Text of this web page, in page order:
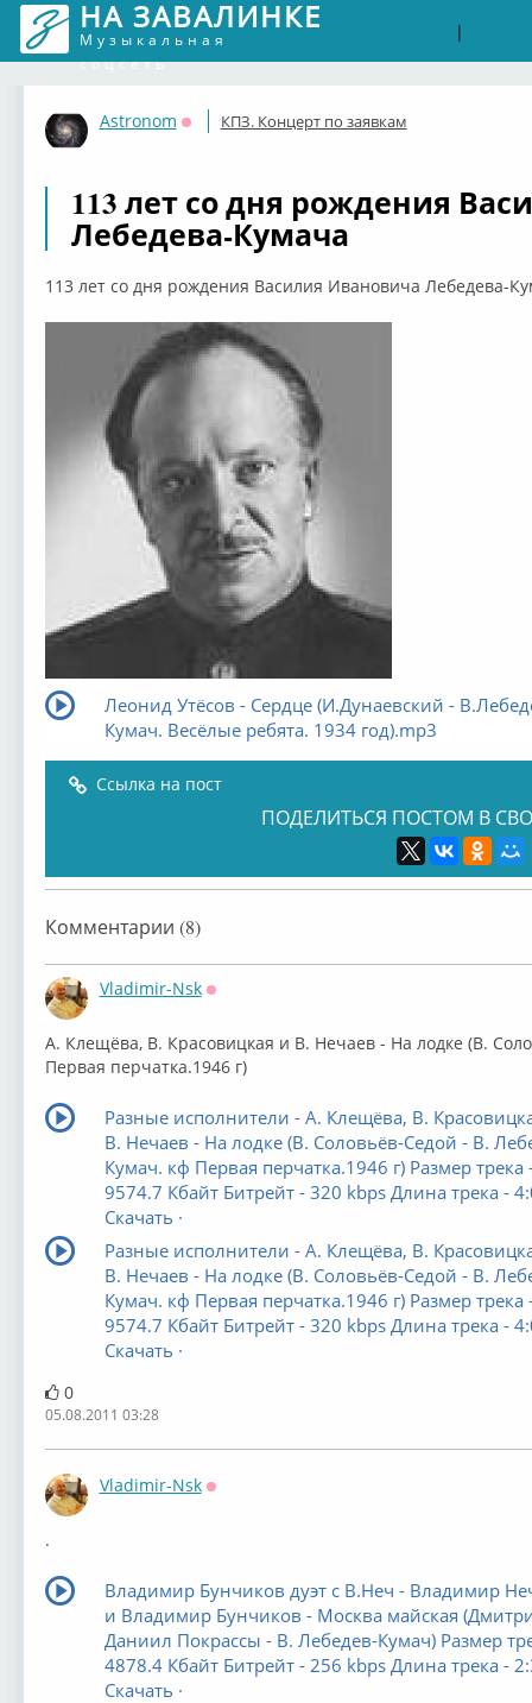
НА ЗАВАЛИНКЕ
Музыкальная
соцсеть
|
Astronom
Оффлайн
КПЗ. Концерт по заявкам
113 лет со дня рождения
Лебедева-Кумача
113 лет со дня рождения Василия Ивановича Лебедева-
Леонид Утёсов - Сердце (И.Дунаевский -
Кумач. Весёлые ребята. 1934 год).mp3
Ссылка на пост
ПОДЕЛИТЬСЯ ПОСТОМ В
Комментарии (8)
Vladimir-Nsk
А. Клещёва, В. Красовицкая и В. Нечаев - На лодке (В.
Первая перчатка.1946 г)
Разные исполнители - А. Клещёва, В.
В. Нечаев - На лодке (В. Соловьёв-Седой - В.
Кумач. кф Первая перчатка.1946 г) Размер трека
9574.7 Кбайт Битрейт - 320 kbps Длина трека -
Скачать ·
Разные исполнители - А. Клещёва, В.
В. Нечаев - На лодке (В. Соловьёв-Седой - В.
Кумач. кф Первая перчатка.1946 г) Размер трека
9574.7 Кбайт Битрейт - 320 kbps Длина трека -
Скачать ·
0
05.08.2011 03:28
Vladimir-Nsk
.
Владимир Бунчиков дуэт с В.Неч - Владимир
и Владимир Бунчиков - Москва майская
Даниил Покрассы - В. Лебедев-Кумач) Размер
4878.4 Кбайт Битрейт - 256 kbps Длина трека -
Скачать ·